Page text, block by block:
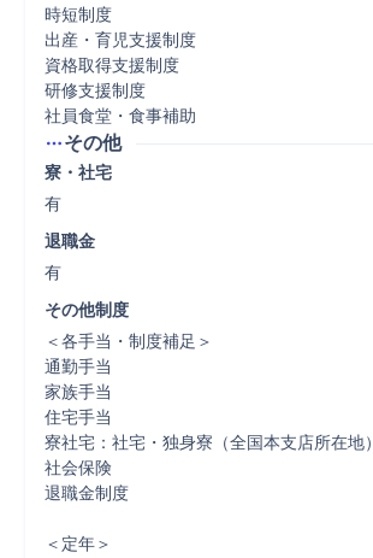
時短制度
出産・育児支援制度
資格取得支援制度
研修支援制度
社員食堂・食事補助
その他
寮・社宅
有
退職金
有
その他制度
＜各手当・制度補足＞
通勤手当
家族手当
住宅手当
寮社宅：社宅・独身寮（全国本支店所在地）
社会保険
退職金制度
＜定年＞